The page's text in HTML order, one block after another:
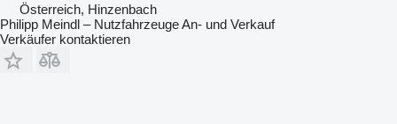
Österreich, Hinzenbach
Philipp Meindl – Nutzfahrzeuge An- und Verkauf
Verkäufer kontaktieren